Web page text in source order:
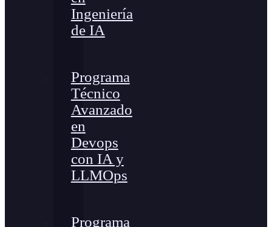
Ingeniería
de IA
Programa
Técnico
Avanzado
en
Devops
con IA y
LLMOps
Programa